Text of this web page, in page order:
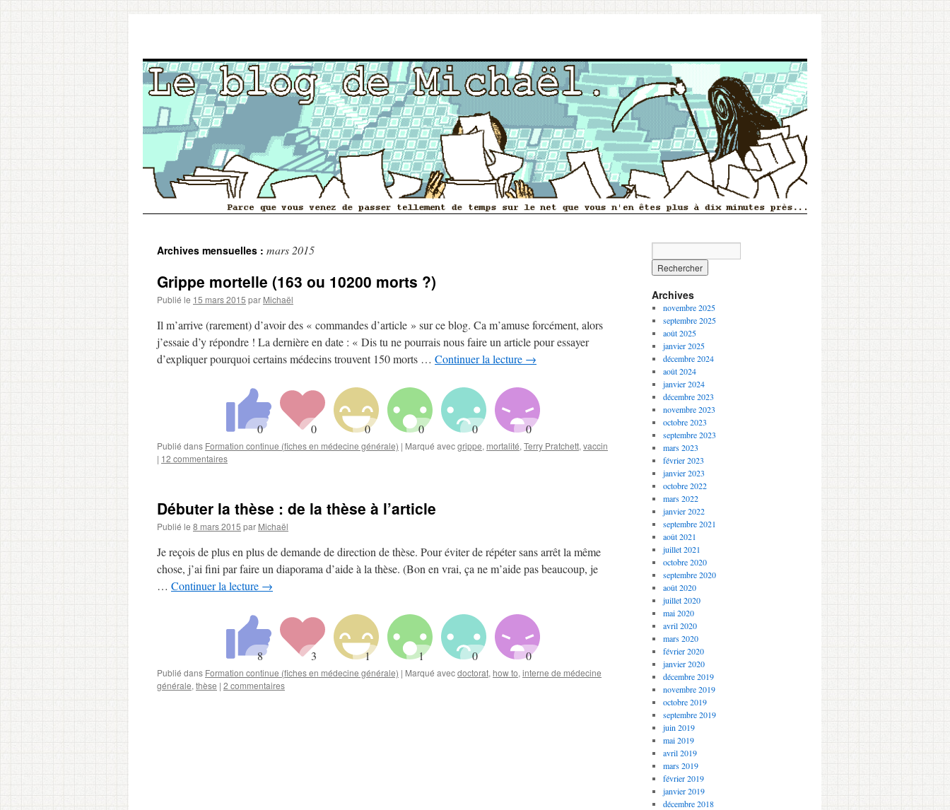
contenu
Archives mensuelles : mars 2015
Grippe mortelle (163 ou 10200 morts ?)
Publié le 15 mars 2015 par Michaël
Il m’arrive (rarement) d’avoir des « commandes d’article » sur ce blog. Ca m’amuse forcément, alors
j’essaie d’y répondre ! La dernière en date : « Dis tu ne pourrais nous faire un article pour essayer
d’expliquer pourquoi certains médecins trouvent 150 morts … Continuer la lecture →
Publié dans Formation continue (fiches en médecine générale) | Marqué avecgrippe, mortalité, Terry Pratchett, vaccin
| 12 commentaires
Débuter la thèse : de la thèse à l’article
Publié le 8 mars 2015 par Michaël
Je reçois de plus en plus de demande de direction de thèse. Pour éviter de répéter sans arrêt la même
chose, j’ai fini par faire un diaporama d’aide à la thèse. (Bon en vrai, ça ne m’aide pas beaucoup, je
… Continuer la lecture →
Publié dans Formation continue (fiches en médecine générale) | Marqué avecdoctorat, how to, interne de médecine
générale, thèse | 2 commentaires
Archives
novembre 2025
septembre 2025
août 2025
janvier 2025
décembre 2024
août 2024
janvier 2024
décembre 2023
novembre 2023
octobre 2023
septembre 2023
mars 2023
février 2023
janvier 2023
octobre 2022
mars 2022
janvier 2022
septembre 2021
août 2021
juillet 2021
octobre 2020
septembre 2020
août 2020
juillet 2020
mai 2020
avril 2020
mars 2020
février 2020
janvier 2020
décembre 2019
novembre 2019
octobre 2019
septembre 2019
juin 2019
mai 2019
avril 2019
mars 2019
février 2019
janvier 2019
décembre 2018